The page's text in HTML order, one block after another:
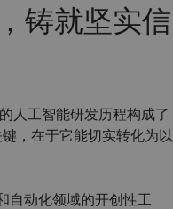
铸就坚实信
人工智能研发历程构成了
，在于它能切实转化为以
自动化领域的开创性工